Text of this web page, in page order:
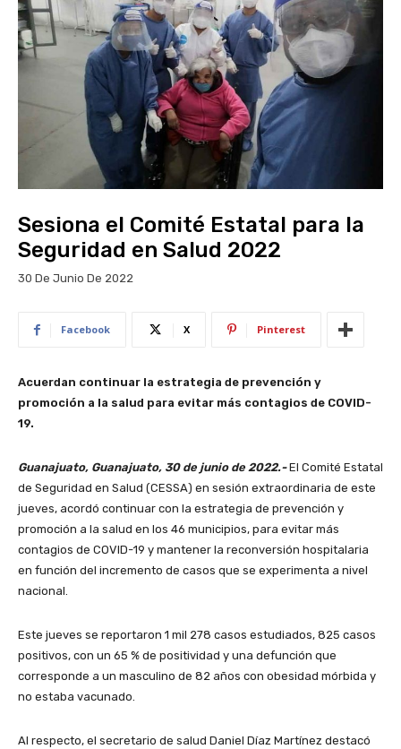
Sesiona el Comité Estatal para la
Seguridad en Salud 2022
30 De Junio De 2022
Facebook X Pinterest
Acuerdan continuar la estrategia de prevención y
promoción a la salud para evitar más contagios de COVID-
19.
Guanajuato, Guanajuato, 30 de junio de 2022.- El Comité Estatal
de Seguridad en Salud (CESSA) en sesión extraordinaria de este
jueves, acordó continuar con la estrategia de prevención y
promoción a la salud en los 46 municipios, para evitar más
contagios de COVID-19 y mantener la reconversión hospitalaria
en función del incremento de casos que se experimenta a nivel
nacional.
Este jueves se reportaron 1 mil 278 casos estudiados, 825 casos
positivos, con un 65 % de positividad y una defunción que
corresponde a un masculino de 82 años con obesidad mórbida y
no estaba vacunado.
Al respecto, el secretario de salud Daniel Díaz Martínez destacó